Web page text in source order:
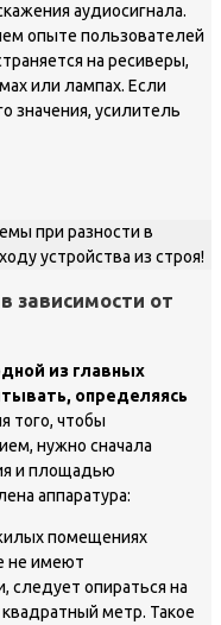
аудиосигнала.
опыте пользователей
на ресиверы,
или лампах. Если
значения, усилитель
при разности в
устройства из строя!
зависимости от
из главных
определяясь
того, чтобы
нужно сначала
и площадью
аппаратура:
помещениях
не имеют
следует опираться на
метр. Такое